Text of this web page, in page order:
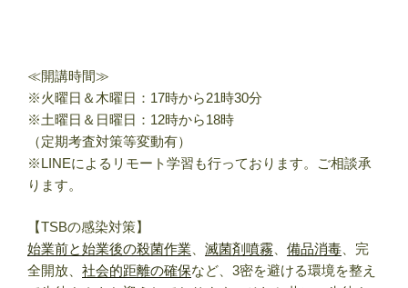
≪開講時間≫
※火曜日＆木曜日：17時から21時30分
※土曜日＆日曜日：12時から18時
（定期考査対策等変動有）
※LINEによるリモート学習も行っております。ご相談承
ります。
【TSBの感染対策】
始業前と始業後の殺菌作業
滅菌剤噴霧 備品消毒 、完
全開放、 社会的距離の確保など、3密を避ける環境を整え